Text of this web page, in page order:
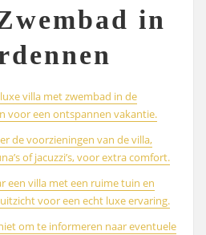
in
villa met zwembad in de
voor een ontspannen vakantie.
de voorzieningen van de villa,
of jacuzzi’s, voor extra comfort.
een villa met een ruime tuin en
voor een echt luxe ervaring.
om te informeren naar eventuele